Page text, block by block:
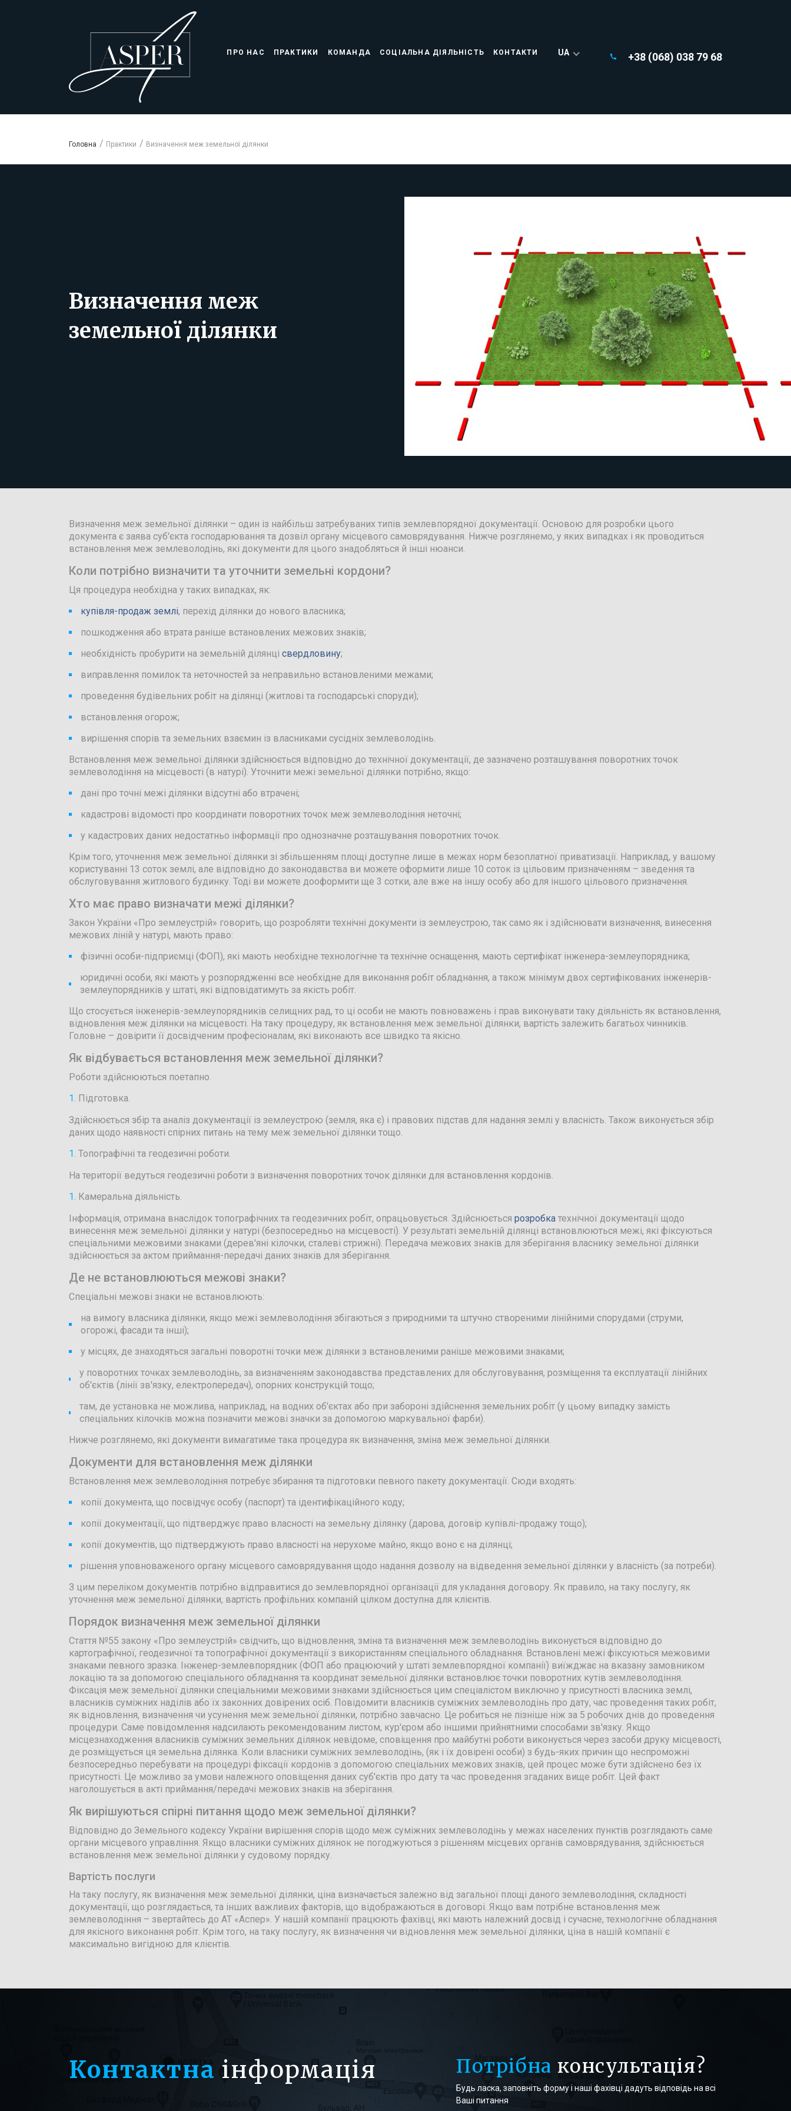
ПРО НАС ПРАКТИКИ КОМАНДА СОЦІАЛЬНА ДІЯЛЬНІСТЬ КОНТАКТИ UA +38 (068) 038 79 68
Головна Практики Визначення меж земельної ділянки
Визначення меж
земельної ділянки
Визначення меж земельної ділянки – один із найбільш затребуваних типів землевпорядної документації. Основою для розробки цього
документа є заява суб'єкта господарювання та дозвіл органу місцевого самоврядування. Нижче розглянемо, у яких випадках і як проводиться
встановлення меж землеволодінь, які документи для цього знадобляться й інші нюанси.
Коли потрібно визначити та уточнити земельні кордони?
Ця процедура необхідна у таких випадках, як:
купівля-продаж землі, перехід ділянки до нового власника;
пошкодження або втрата раніше встановлених межових знаків;
необхідність пробурити на земельній ділянці свердловину;
виправлення помилок та неточностей за неправильно встановленими межами;
проведення будівельних робіт на ділянці (житлові та господарські споруди);
встановлення огорож;
вирішення спорів та земельних взаємин із власниками сусідніх землеволодінь.
Встановлення меж земельної ділянки здійснюється відповідно до технічної документації, де зазначено розташування поворотних точок
землеволодіння на місцевості (в натурі). Уточнити межі земельної ділянки потрібно, якщо:
дані про точні межі ділянки відсутні або втрачені;
кадастрові відомості про координати поворотних точок меж землеволодіння неточні;
у кадастрових даних недостатньо інформації про однозначне розташування поворотних точок.
Крім того, уточнення меж земельної ділянки зі збільшенням площі доступне лише в межах норм безоплатної приватизації. Наприклад, у вашому
користуванні 13 соток землі, але відповідно до законодавства ви можете оформити лише 10 соток із цільовим призначенням – зведення та
обслуговування житлового будинку. Тоді ви можете дооформити ще 3 сотки, але вже на іншу особу або для іншого цільового призначення.
Хто має право визначати межі ділянки?
Закон України «Про землеустрій» говорить, що розробляти технічні документи із землеустрою, так само як і здійснювати визначення, винесення
межових ліній у натурі, мають право:
фізичні особи-підприємці (ФОП), які мають необхідне технологічне та технічне оснащення, мають сертифікат інженера-землеупорядника;
юридичні особи, які мають у розпорядженні все необхідне для виконання робіт обладнання, а також мінімум двох сертифікованих інженерів-
землеупорядників у штаті, які відповідатимуть за якість робіт.
Що стосується інженерів-землеупорядників селищних рад, то ці особи не мають повноважень і прав виконувати таку діяльність як встановлення,
відновлення меж ділянки на місцевості. На таку процедуру, як встановлення меж земельної ділянки, вартість залежить багатьох чинників.
Головне – довірити її досвідченим професіоналам, які виконають все швидко та якісно.
Як відбувається встановлення меж земельної ділянки?
Роботи здійснюються поетапно.
Підготовка.
Здійснюється збір та аналіз документації із землеустрою (земля, яка є) і правових підстав для надання землі у власність. Також виконується збір
даних щодо наявності спірних питань на тему меж земельної ділянки тощо.
Топографічні та геодезичні роботи.
На території ведуться геодезичні роботи з визначення поворотних точок ділянки для встановлення кордонів.
Камеральна діяльність.
Інформація, отримана внаслідок топографічних та геодезичних робіт, опрацьовується. Здійснюється розробка технічної документації щодо
винесення меж земельної ділянки у натурі (безпосередньо на місцевості). У результаті земельній ділянці встановлюються межі, які фіксуються
спеціальними межовими знаками (дерев'яні кілочки, сталеві стрижні). Передача межових знаків для зберігання власнику земельної ділянки
здійснюється за актом приймання-передачі даних знаків для зберігання.
Де не встановлюються межові знаки?
Спеціальні межові знаки не встановлюють:
на вимогу власника ділянки, якщо межі землеволодіння збігаються з природними та штучно створеними лінійними спорудами (струми,
огорожі, фасади та інші);
у місцях, де знаходяться загальні поворотні точки меж ділянки з встановленими раніше межовими знаками;
у поворотних точках землеволодінь, за визначенням законодавства представлених для обслуговування, розміщення та експлуатації лінійних
об'єктів (лінії зв'язку, електропередач), опорних конструкцій тощо;
там, де установка не можлива, наприклад, на водних об'єктах або при забороні здійснення земельних робіт (у цьому випадку замість
спеціальних кілочків можна позначити межові значки за допомогою маркувальної фарби).
Нижче розглянемо, які документи вимагатиме така процедура як визначення, зміна меж земельної ділянки.
Документи для встановлення меж ділянки
Встановлення меж землеволодіння потребує збирання та підготовки певного пакету документації. Сюди входять:
копії документа, що посвідчує особу (паспорт) та ідентифікаційного коду;
копії документації, що підтверджує право власності на земельну ділянку (дарова, договір купівлі-продажу тощо);
копії документів, що підтверджують право власності на нерухоме майно, якщо воно є на ділянці;
рішення уповноваженого органу місцевого самоврядування щодо надання дозволу на відведення земельної ділянки у власність (за потреби).
З цим переліком документів потрібно відправитися до землевпорядної організації для укладання договору. Як правило, на таку послугу, як
уточнення меж земельної ділянки, вартість профільних компаній цілком доступна для клієнтів.
Порядок визначення меж земельної ділянки
Стаття №55 закону «Про землеустрій» свідчить, що відновлення, зміна та визначення меж землеволодінь виконується відповідно до
картографічної, геодезичної та топографічної документації з використанням спеціального обладнання. Встановлені межі фіксуються межовими
знаками певного зразка. Інженер-землевпорядник (ФОП або працюючий у штаті землевпорядної компанії) виїжджає на вказану замовником
локацію та за допомогою спеціального обладнання та координат земельної ділянки встановлює точки поворотних кутів землеволодіння.
Фіксація меж земельної ділянки спеціальними межовими знаками здійснюється цим спеціалістом виключно у присутності власника землі,
власників суміжних наділів або їх законних довірених осіб. Повідомити власників суміжних землеволодінь про дату, час проведення таких робіт,
як відновлення, визначення чи усунення меж земельної ділянки, потрібно завчасно. Це робиться не пізніше ніж за 5 робочих днів до проведення
процедури. Саме повідомлення надсилають рекомендованим листом, кур'єром або іншими прийнятними способами зв'язку. Якщо
місцезнаходження власників суміжних земельних ділянок невідоме, сповіщення про майбутні роботи виконується через засоби друку місцевості,
де розміщується ця земельна ділянка. Коли власники суміжних землеволодінь, (як і їх довірені особи) з будь-яких причин що неспроможні
безпосередньо перебувати на процедурі фіксації кордонів з допомогою спеціальних межових знаків, цей процес може бути здійснено без їх
присутності. Це можливо за умови належного оповіщення даних суб'єктів про дату та час проведення згаданих вище робіт. Цей факт
наголошується в акті приймання/передачі межових знаків на зберігання.
Як вирішуються спірні питання щодо меж земельної ділянки?
Відповідно до Земельного кодексу України вирішення спорів щодо меж суміжних землеволодінь у межах населених пунктів розглядають саме
органи місцевого управління. Якщо власники суміжних ділянок не погоджуються з рішенням місцевих органів самоврядування, здійснюється
встановлення меж земельної ділянки у судовому порядку.
Вартість послуги
На таку послугу, як визначення меж земельної ділянки, ціна визначається залежно від загальної площі даного землеволодіння, складності
документації, що розглядається, та інших важливих факторів, що відображаються в договорі. Якщо вам потрібне встановлення меж
землеволодіння – звертайтесь до АТ «Аспер». У нашій компанії працюють фахівці, які мають належний досвід і сучасне, технологічне обладнання
для якісного виконання робіт. Крім того, на таку послугу, як визначення чи відновлення меж земельної ділянки, ціна в нашій компанії є
максимально вигідною для клієнтів.
Контактна інформація Потрібна консультація?
Будь ласка, заповніть форму і наші фахівці дадуть відповідь на всі
Ваші питання